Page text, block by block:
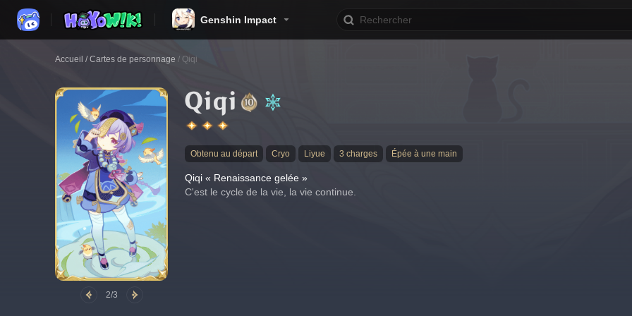
Genshin Impact
Accueil / Cartes de personnage / Qiqi
2/3
Qiqi
Obtenu au départ Cryo Liyue 3 charges Épée à une main
Qiqi « Renaissance gelée »
C'est le cycle de la vie, la vie continue.